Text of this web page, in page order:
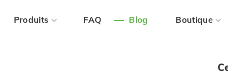
Produits FAQ Blog Boutique